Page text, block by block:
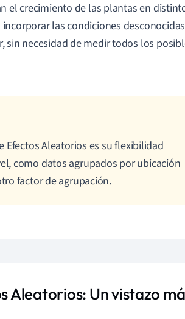
el crecimiento de las plantas en
las condiciones
sin necesidad de medir todos los
Aleatorios es su flexibilidad
como datos agrupados por ubicación
factor de agrupación.
Aleatorios: Un vistazo